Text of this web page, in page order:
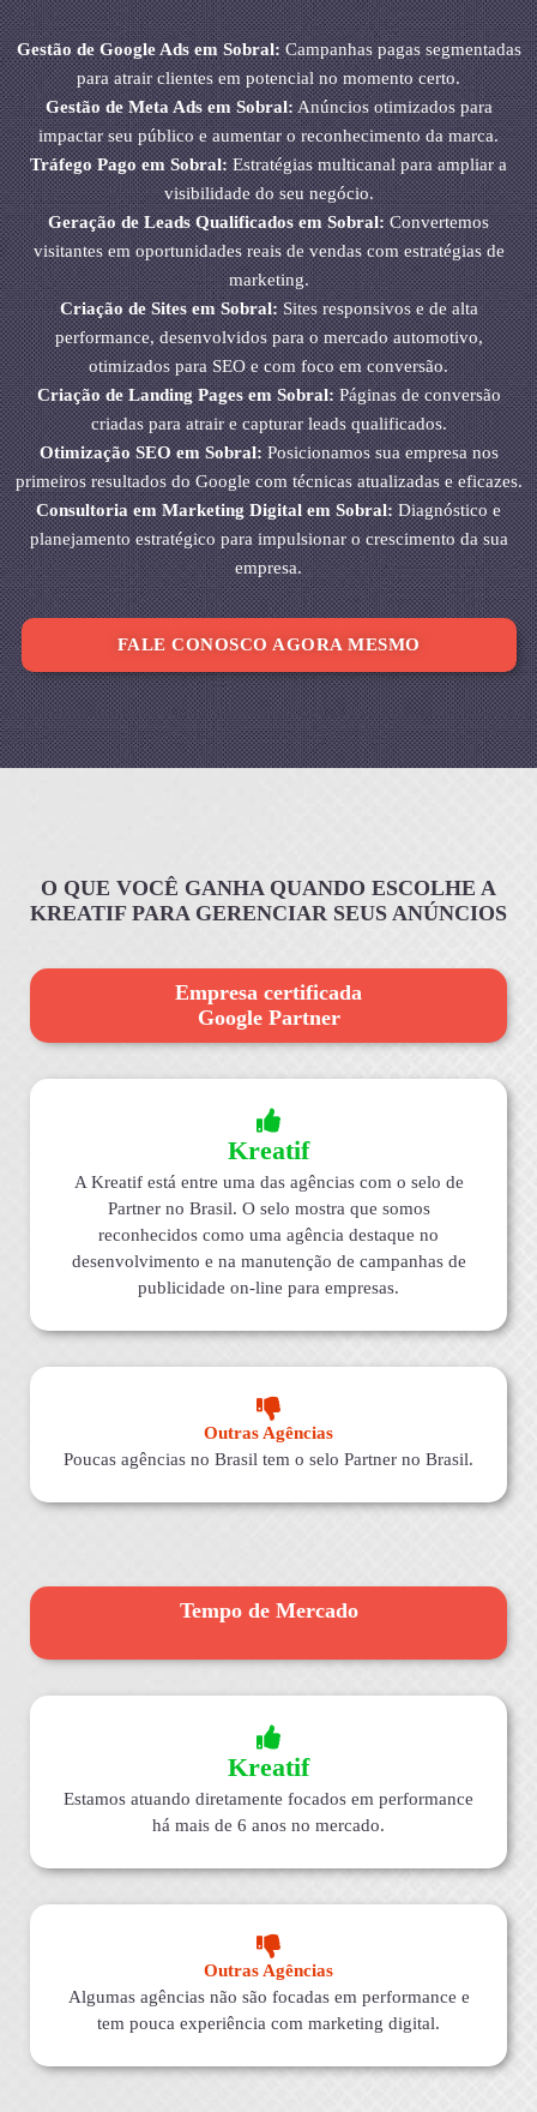
Gestão de Google Ads em Sobral:Campanhas pagas segmentadas
para atrair clientes em potencial no momento certo.
Gestão de Meta Ads em Sobral:Anúncios otimizados para
impactar seu público e aumentar o reconhecimento da marca.
Tráfego Pago em Sobral:Estratégias multicanal para ampliar a
visibilidade do seu negócio.
Geração de Leads Qualificados em Sobral:Convertemos
visitantes em oportunidades reais de vendas com estratégias de
marketing.
Criação de Sites em Sobral:Sites responsivos e de alta
performance, desenvolvidos para o mercado automotivo,
otimizados para SEO e com foco em conversão.
Criação de Landing Pages em Sobral:Páginas de conversão
criadas para atrair e capturar leads qualificados.
Otimização SEO em Sobral:Posicionamos sua empresa nos
primeiros resultados do Google com técnicas atualizadas e eficazes.
Consultoria em Marketing Digital em Sobral:Diagnóstico e
planejamento estratégico para impulsionar o crescimento da sua
empresa.
FALE CONOSCO AGORA MESMO
O QUE VOCÊ GANHA QUANDO ESCOLHE A
KREATIF PARA GERENCIAR SEUS ANÚNCIOS
Empresa certificada
Google Partner
Kreatif
A Kreatif está entre uma das agências com o selo de
Partner no Brasil. O selo mostra que somos
reconhecidos como uma agência destaque no
desenvolvimento e na manutenção de campanhas de
publicidade on-line para empresas.
Outras Agências
Poucas agências no Brasil tem o selo Partner no Brasil.
Tempo de Mercado
Kreatif
Estamos atuando diretamente focados em performance
há mais de 6 anos no mercado.
Outras Agências
Algumas agências não são focadas em performance e
tem pouca experiência com marketing digital.